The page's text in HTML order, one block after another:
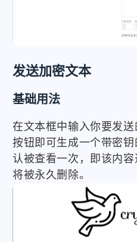
发送加密文本
基础用法
在文本框中输入你要发
按钮即可生成一个带密
认被查看一次，即该内
将被永久删除。